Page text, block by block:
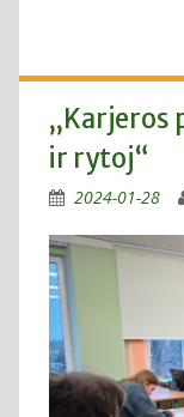
„Karjeros
ir rytoj“
2024-01-28